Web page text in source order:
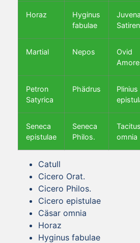
Horaz
Hyginus
fabulae
Satiren
Martial Nepos
Ovid
Petron
Satyrica
Phädrus
Plinius
Seneca
epistulae
Seneca
Philos.
Tacitus
omnia
Catull
Cicero Orat.
Cicero Philos.
Cicero epistulae
Cäsar omnia
Horaz
Hyginus fabulae